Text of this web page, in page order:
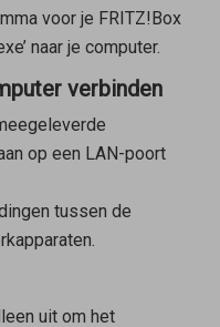
voor je FRITZ!Box
naar je computer.
verbinden
op een LAN-poort
tussen de
uit om het